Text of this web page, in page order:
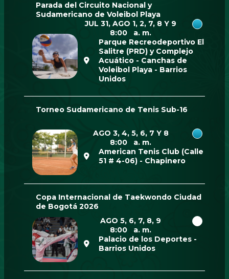
JUL 31, AGO 1, 2, 7, 8 Y 9
8:00 a. m.
Parada del Circuito Nacional y
Sudamericano de Voleibol Playa
Parque Recreodeportivo El
Salitre (PRD) y Complejo
Acuático - Canchas de
Voleibol Playa - Barrios
Unidos
AGO 3, 4, 5, 6, 7 Y 8
8:00 a. m.
Torneo Sudamericano de Tenis Sub-16
American Tenis Club (Calle
51 # 4-06) - Chapinero
AGO 5, 6, 7, 8, 9
8:00 a. m.
Copa Internacional de Taekwondo Ciudad
de Bogotá 2026
Palacio de los Deportes -
Barrios Unidos